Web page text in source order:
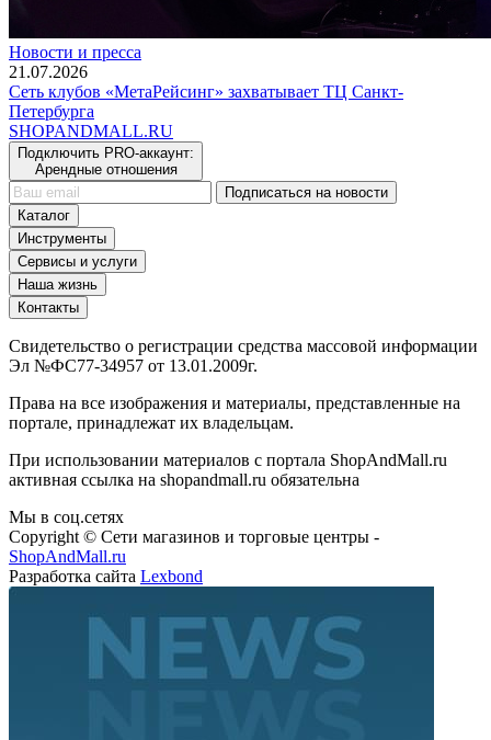
Новости и пресса
21.07.2026
Сеть клубов «МетаРейсинг» захватывает ТЦ Санкт-
Петербурга
SHOPANDMALL.RU
Подключить PRO-аккаунт:
Арендные отношения
Подписаться на новости
Каталог
Инструменты
Сервисы и услуги
Наша жизнь
Контакты
Свидетельство о регистрации средства массовой информации
Эл №ФС77-34957 от 13.01.2009г.
Права на все изображения и материалы, представленные на
портале, принадлежат их владельцам.
При использовании материалов с портала ShopAndMall.ru
активная ссылка на shopandmall.ru обязательна
Мы в соц.сетях
Copyright © Сети магазинов и торговые центры -
ShopAndMall.ru
Разработка сайта Lexbond